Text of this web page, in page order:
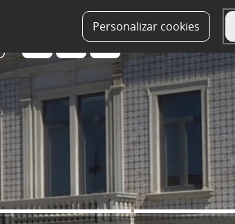
Personalizar cookies